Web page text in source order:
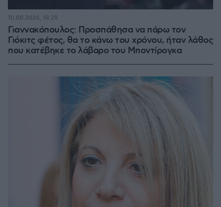
Γιαννακόπουλος: Προσπάθησα να πάρω τον
Γιόκιτς φέτος, θα το κάνω του χρόνου, ήταν λάθος
που κατέβηκε το λάβαρο του Μποντίρογκα
10.08.2026, 18:29